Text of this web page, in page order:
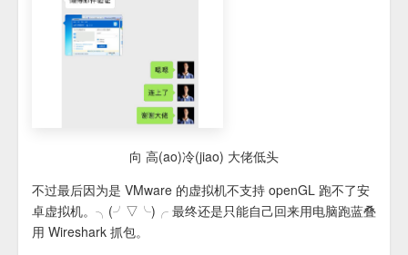
向 高(ao)冷(jiao) 大佬低头
不过最后因为是 VMware 的虚拟机不支持 openGL 跑不了安
卓虚拟机。╮(╯▽╰)╭ 最终还是只能自己回来用电脑跑蓝叠
用 Wireshark 抓包。